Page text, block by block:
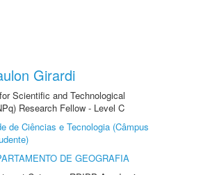
Girardi
Scientific and Technological
Research Fellow - Level C
de Ciências e Tecnologia (Câmpus
DE GEOGRAFIA